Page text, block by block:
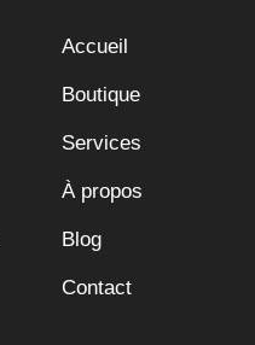
Accueil
Boutique
Services
À propos
Blog
Contact